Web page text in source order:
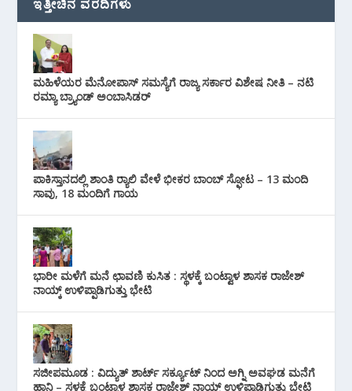
ಇತ್ತೀಚಿನ ವರದಿಗಳು
ಮಹಿಳೆಯರ ಮೆನೋಪಾಸ್ ಸಮಸ್ಯೆಗೆ ರಾಜ್ಯ ಸರ್ಕಾರ ವಿಶೇಷ ನೀತಿ – ನಟಿ
ರಮ್ಯಾ ಬ್ರ್ಯಾಂಡ್ ಅಂಬಾಸಿಡರ್
ಪಾಕಿಸ್ತಾನದಲ್ಲಿ ಶಾಂತಿ ರ‍್ಯಾಲಿ ವೇಳೆ ಭೀಕರ ಬಾಂಬ್ ಸ್ಫೋಟ – 13 ಮಂದಿ
ಸಾವು, 18 ಮಂದಿಗೆ ಗಾಯ
ಭಾರೀ ಮಳೆಗೆ ಮನೆ ಛಾವಣಿ ಕುಸಿತ : ಸ್ಥಳಕ್ಕೆ ಬಂಟ್ವಾಳ ಶಾಸಕ ರಾಜೇಶ್
ನಾಯ್ಕ್ ಉಳಿಪ್ಪಾಡಿಗುತ್ತು ಭೇಟಿ
ಸಜೀಪಮೂಡ : ವಿದ್ಯುತ್ ಶಾರ್ಟ್ ಸರ್ಕ್ಯೂಟ್‌ ನಿಂದ ಅಗ್ನಿ ಅವಘಡ ಮನೆಗೆ
ಹಾನಿ – ಸ್ಥಳಕ್ಕೆ ಬಂಟ್ವಾಳ ಶಾಸಕ ರಾಜೇಶ್ ನಾಯ್ಕ್ ಉಳಿಪ್ಪಾಡಿಗುತ್ತು ಭೇಟಿ